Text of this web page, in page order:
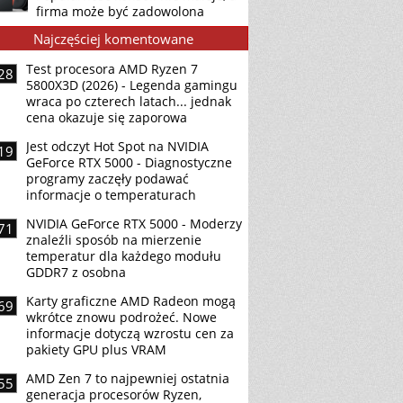
firma może być zadowolona
Najczęściej komentowane
Test procesora AMD Ryzen 7
5800X3D (2026) - Legenda gamingu
wraca po czterech latach... jednak
cena okazuje się zaporowa
Jest odczyt Hot Spot na NVIDIA
GeForce RTX 5000 - Diagnostyczne
programy zaczęły podawać
informacje o temperaturach
NVIDIA GeForce RTX 5000 - Moderzy
znaleźli sposób na mierzenie
temperatur dla każdego modułu
GDDR7 z osobna
Karty graficzne AMD Radeon mogą
wkrótce znowu podrożeć. Nowe
informacje dotyczą wzrostu cen za
pakiety GPU plus VRAM
AMD Zen 7 to najpewniej ostatnia
generacja procesorów Ryzen,